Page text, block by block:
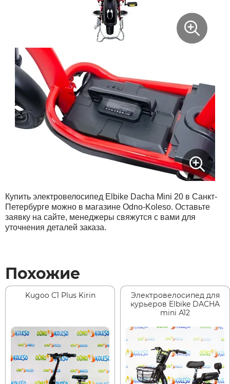
Купить электровелосипед Elbike Dacha Mini 20 в Санкт-
Петербурге можно в магазине Odno-Koleso. Оставьте
заявку на сайте, менеджеры свяжутся с вами для
уточнения деталей заказа.
Похожие
Kugoo C1 Plus Kirin
Электровелосипед для
курьеров Elbike DACHA
mini А12